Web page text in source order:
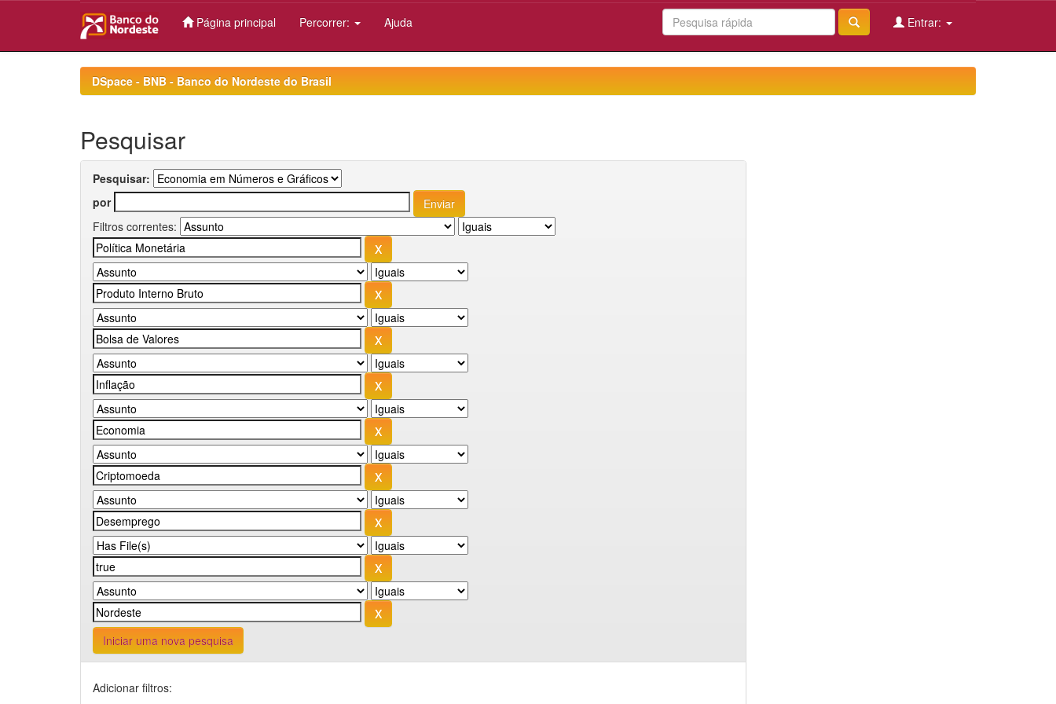
Página principal Percorrer: Ajuda Entrar:
DSpace - BNB - Banco do Nordeste do Brasil
Pesquisar
Pesquisar:
por
Filtros correntes:
Iniciar uma nova pesquisa
Adicionar filtros: